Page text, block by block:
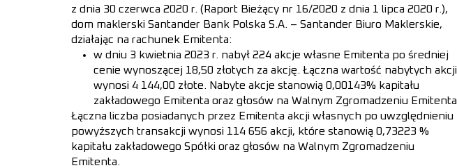
z dnia 30 czerwca 2020 r. (Raport Bieżący nr 16/2020 z dnia 1 lipca 2020 r.),
dom maklerski Santander Bank Polska S.A. – Santander Biuro Maklerskie,
działając na rachunek Emitenta:
w dniu 3 kwietnia 2023 r. nabył 224 akcje własne Emitenta po średniej
cenie wynoszącej 18,50 złotych za akcję. Łączna wartość nabytych akcji
wynosi 4 144,00 złote. Nabyte akcje stanowią 0,00143% kapitału
zakładowego Emitenta oraz głosów na Walnym Zgromadzeniu Emitenta.
Łączna liczba posiadanych przez Emitenta akcji własnych po uwzględnieniu
powyższych transakcji wynosi 114 656 akcji, które stanowią 0,73223 %
kapitału zakładowego Spółki oraz głosów na Walnym Zgromadzeniu
Emitenta.